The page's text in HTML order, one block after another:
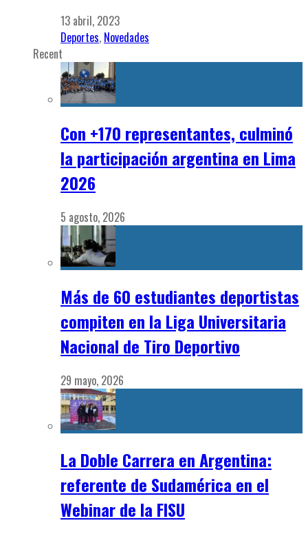
13 abril, 2023
Deportes, Novedades
Recent
Con +170 representantes, culminó
la participación argentina en Lima
2026
5 agosto, 2026
Más de 60 estudiantes deportistas
compiten en la Liga Universitaria
Nacional de Tiro Deportivo
29 mayo, 2026
La Doble Carrera en Argentina:
referente de Sudamérica en el
Webinar de la FISU